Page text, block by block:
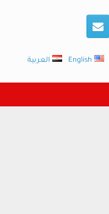
العربية English